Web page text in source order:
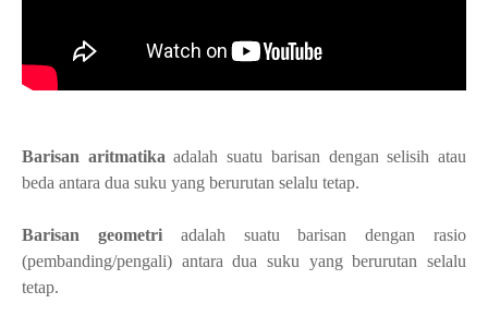
Barisan aritmatikaadalah suatu barisan dengan selisih atau
beda antara dua suku yang berurutan selalu tetap.
Barisan geometri adalah suatu barisan dengan rasio
(pembanding/pengali) antara dua suku yang berurutan selalu
tetap.